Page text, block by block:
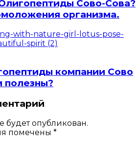
Сово-Сова?
организма.
компании Сово
полезны?
будет опубликован.
помечены *